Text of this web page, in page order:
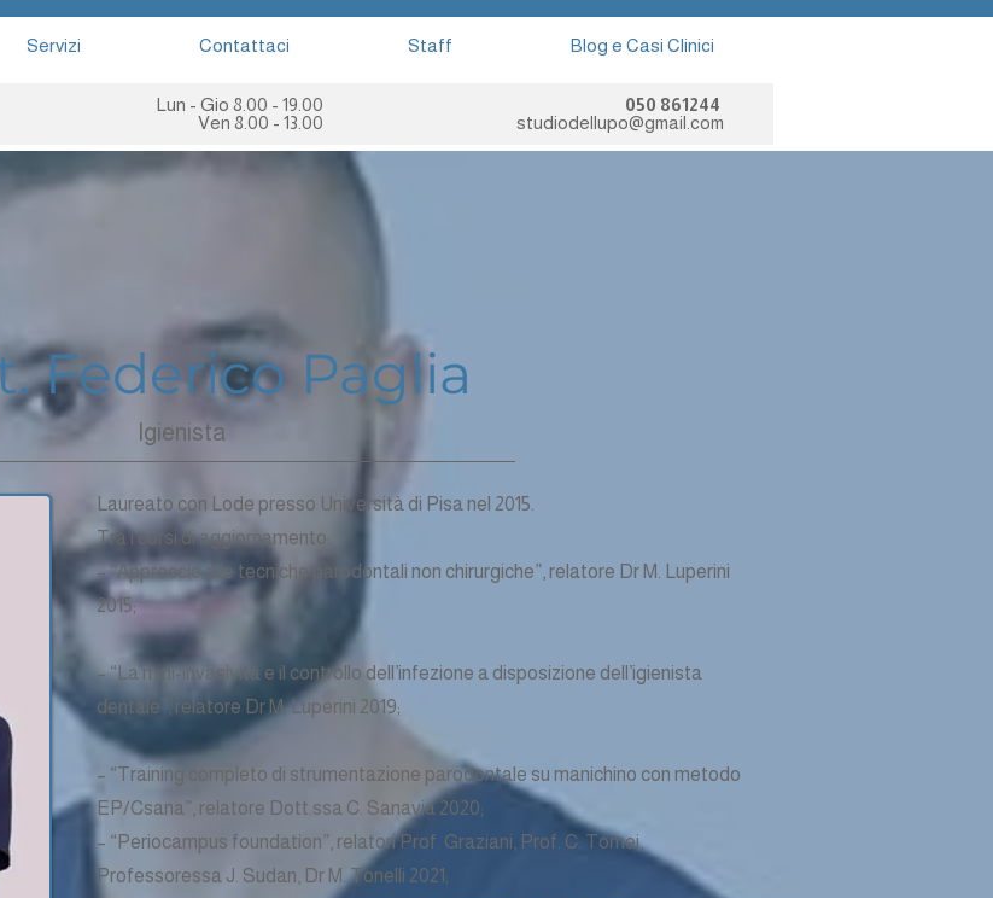
Servizi Contattaci Staff Blog e Casi Clinici
Lun - Gio 8.00 - 19.00
Ven 8.00 - 13.00
050 861244
studiodellupo@gmail.com
Federico Paglia
Igienista
Laureato con Lode presso Università di Pisa nel 2015.
Tra i corsi di aggiornamento:
– “Approccio alle tecniche parodontali non chirurgiche”, relatore Dr M. Luperini
2015;
– “La mini-invasività e il controllo dell’infezione a disposizione dell’igienista
dentale”, relatore Dr M. Luperini 2019;
– “Training completo di strumentazione parodontale su manichino con metodo
EP/Csana”, relatore Dott.ssa C. Sanavia 2020;
– “Periocampus foundation”, relatori Prof. Graziani, Prof. C. Tomei,
Professoressa J. Sudan, Dr M. Tonelli 2021;